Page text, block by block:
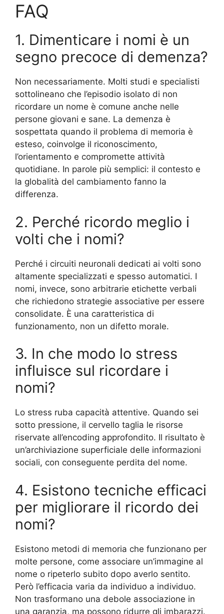
FAQ
1. Dimenticare i nomi è un
segno precoce di demenza?
Non necessariamente. Molti studi e specialisti
sottolineano che l’episodio isolato di non
ricordare un nome è comune anche nelle
persone giovani e sane. La demenza è
sospettata quando il problema di memoria è
esteso, coinvolge il riconoscimento,
l’orientamento e compromette attività
quotidiane. In parole più semplici: il contesto e
la globalità del cambiamento fanno la
differenza.
2. Perché ricordo meglio i
volti che i nomi?
Perché i circuiti neuronali dedicati ai volti sono
altamente specializzati e spesso automatici. I
nomi, invece, sono arbitrarie etichette verbali
che richiedono strategie associative per essere
consolidate. È una caratteristica di
funzionamento, non un difetto morale.
3. In che modo lo stress
influisce sul ricordare i
nomi?
Lo stress ruba capacità attentive. Quando sei
sotto pressione, il cervello taglia le risorse
riservate all’encoding approfondito. Il risultato è
un’archiviazione superficiale delle informazioni
sociali, con conseguente perdita del nome.
4. Esistono tecniche efficaci
per migliorare il ricordo dei
nomi?
Esistono metodi di memoria che funzionano per
molte persone, come associare un’immagine al
nome o ripeterlo subito dopo averlo sentito.
Però l’efficacia varia da individuo a individuo.
Non trasformano una debole associazione in
una garanzia, ma possono ridurre gli imbarazzi.